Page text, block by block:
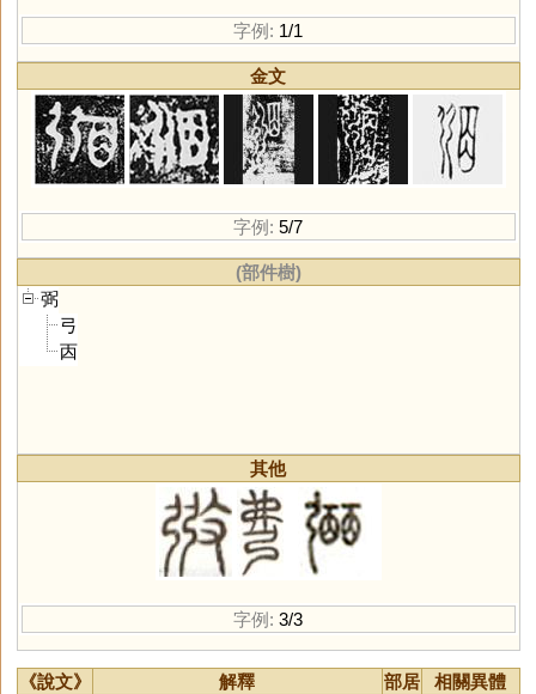
字例: 1/1
金文
字例: 5/7
(部件樹)
弼
弓
㐁
其他
字例: 3/3
《說文》 解釋 部居
相關異體